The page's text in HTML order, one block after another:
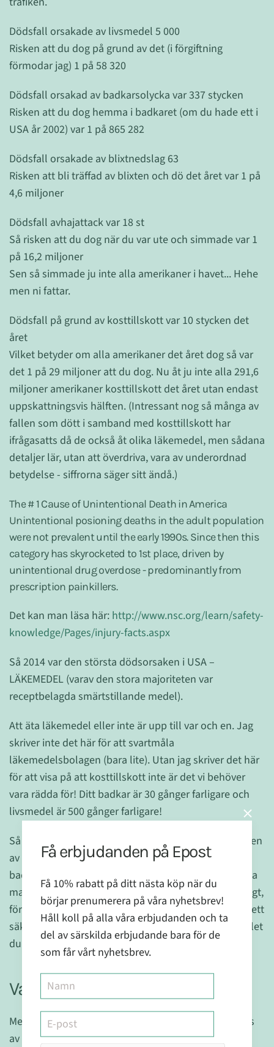
Dödsfall orsakade av livsmedel 5 000
Risken att du dog på grund av det (i förgiftning
förmodar jag) 1 på 58 320
Dödsfall orsakad av badkarsolycka var 337 stycken
Risken att du dog hemma i badkaret (om du hade ett i
USA år 2002) var 1 på 865 282
Dödsfall orsakade av blixtnedslag 63
Risken att bli träffad av blixten och dö det året var 1 på
4,6 miljoner
Dödsfall avhajattack var 18 st
Så risken att du dog när du var ute och simmade var 1
på 16,2 miljoner
Sen så simmade ju inte alla amerikaner i havet... Hehe
men ni fattar.
Dödsfall på grund av kosttillskott var 10 stycken det
året
Vilket betyder om alla amerikaner det året dog så var
det 1 på 29 miljoner att du dog. Nu åt ju inte alla 291,6
miljoner amerikaner kosttillskott det året utan endast
uppskattningsvis hälften. (Intressant nog så många av
fallen som dött i samband med kosttillskott har
ifrågasatts då de också åt olika läkemedel, men sådana
detaljer lär, utan att överdriva, vara av underordnad
betydelse - siffrorna säger sitt ändå.)
The # 1 Cause of Unintentional Death in America
Unintentional posioning deaths in the adult population
were not prevalent until the early 1990s. Since then this
category has skyrocketed to 1st place, driven by
unintentional drug overdose - predominantly from
prescription painkillers.
Det kan man läsa här: http://www.nsc.org/learn/safety-
knowledge/Pages/injury-facts.aspx
Så 2014 var den största dödsorsaken i USA –
LÄKEMEDEL (varav den stora majoriteten var
receptbelagda smärtstillande medel).
Att äta läkemedel eller inte är upp till var och en. Jag
skriver inte det här för att svartmåla
läkemedelsbolagen (bara lite). Utan jag skriver det här
för att visa på att kosttillskott inte är det vi behöver
vara rädda för! Ditt badkar är 30 gånger farligare och
livsmedel är 500 gånger farligare!
Så istället för att överdrivet bekymra sig för säkerheten
av kosttillskotten; titta hellre över säkerheten i ditt
badrum, köp mindre hel- och halvfabrikat (m.a.o. laga
maten själv från äkta rena råvaror och tugga ordentligt,
för att motverka kvävning) och fundera om det finns ett
säkrare och kanske bättre alternativ till det läkemedlet
du blir rådd att ta.
Varför denna stora okunskap?
Media, ja suck, de styrs av starka lobbyister som styrs
av pengar.Kosttillskottgenerar inte mycket pengari
Få erbjudanden på Epost
Få 10% rabatt på ditt nästa köp när du
börjar prenumerera på våra nyhetsbrev!
Håll koll på alla våra erbjudanden och ta
del av särskilda erbjudande bara för de
som får vårt nyhetsbrev.